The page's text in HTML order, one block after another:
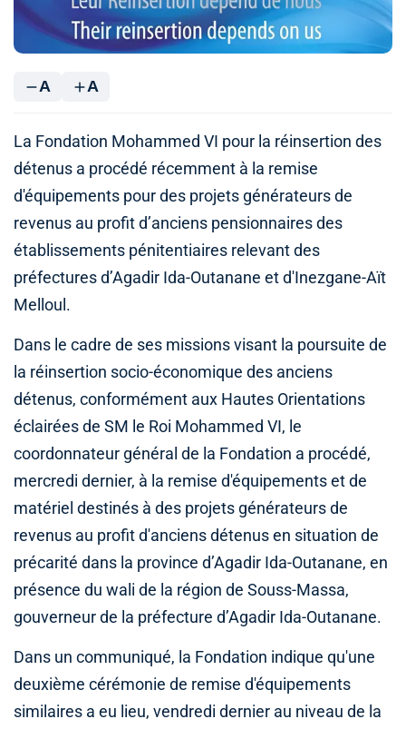
A A
La Fondation Mohammed VI pour la réinsertion des
détenus a procédé récemment à la remise
d'équipements pour des projets générateurs de
revenus au profit d’anciens pensionnaires des
établissements pénitentiaires relevant des
préfectures d’Agadir Ida-Outanane et d'Inezgane-Aït
Melloul.
Dans le cadre de ses missions visant la poursuite de
la réinsertion socio-économique des anciens
détenus, conformément aux Hautes Orientations
éclairées de SM le Roi Mohammed VI, le
coordonnateur général de la Fondation a procédé,
mercredi dernier, à la remise d'équipements et de
matériel destinés à des projets générateurs de
revenus au profit d'anciens détenus en situation de
précarité dans la province d’Agadir Ida-Outanane, en
présence du wali de la région de Souss-Massa,
gouverneur de la préfecture d’Agadir Ida-Outanane.
Dans un communiqué, la Fondation indique qu'une
deuxième cérémonie de remise d'équipements
similaires a eu lieu, vendredi dernier au niveau de la